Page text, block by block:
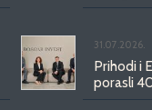
31.07.2026.
Prihodi i
porasli